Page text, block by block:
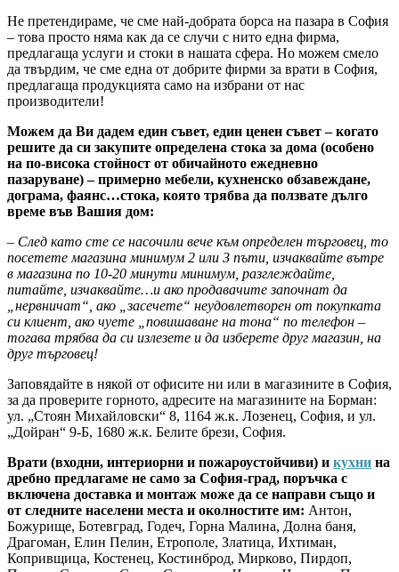
Не претендираме, че сме най-добрата борса на пазара в София
– това просто няма как да се случи с нито една фирма,
предлагаща услуги и стоки в нашата сфера. Но можем смело
да твърдим, че сме една от добрите фирми за врати в София,
предлагаща продукцията само на избрани от нас
производители!
Можем да Ви дадем един съвет, един ценен съвет – когато
решите да си закупите определена стока за дома (особено
на по-висока стойност от обичайното ежедневно
пазаруване) – примерно мебели, кухненско обзавеждане,
дограма, фаянс…стока, която трябва да ползвате дълго
време във Вашия дом:
– След като сте се насочили вече към определен търговец, то
посетете магазина минимум 2 или 3 пъти, изчаквайте вътре
в магазина по 10-20 минути минимум, разглеждайте,
питайте, изчаквайте…и ако продавачите започнат да
„нервничат“, ако „засечете“ неудовлетворен от покупката
си клиент, ако чуете „повишаване на тона“ по телефон –
тогава трябва да си излезете и да изберете друг магазин, на
друг търговец!
Заповядайте в някой от офисите ни или в магазините в София,
за да проверите горното, адресите на магазините на Борман:
ул. „Стоян Михайловски“ 8, 1164 ж.к. Лозенец, София, и ул.
„Дойран“ 9-Б, 1680 ж.к. Белите брези, София.
Врати (входни, интериорни и пожароустойчиви) и кухни на
дребно предлагаме не само за София-град, поръчка с
включена доставка и монтаж може да се направи също и
от следните населени места и околностите им: Антон,
Божурище, Ботевград, Годеч, Горна Малина, Долна баня,
Драгоман, Елин Пелин, Етрополе, Златица, Ихтиман,
Копривщица, Костенец, Костинброд, Мирково, Пирдоп,